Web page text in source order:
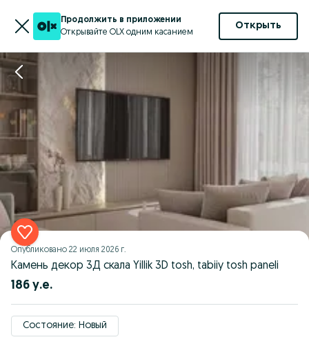
Продолжить в приложении
Открывайте OLX одним касанием
Открыть
Опубликовано 22 июля 2026 г.
Камень декор 3Д скала Yillik 3D tosh, tabiiy tosh paneli
186 у.е.
Состояние: Новый